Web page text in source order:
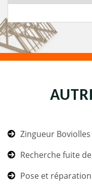
Zingueur Boviolles
Recherche fuite
Pose et